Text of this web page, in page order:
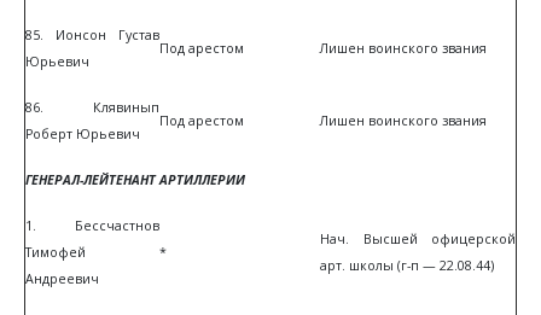
85. Ионсон Густав
Юрьевич
Под арестом Лишен воинского звания
86. Клявинып
Роберт Юрьевич
Под арестом Лишен воинского звания
ГЕНЕРАЛ-ЛЕЙТЕНАНТ АРТИЛЛЕРИИ
1. Бессчастнов
Тимофей
Андреевич
*
Нач. Высшей офицерской
арт. школы (г-п — 22.08.44)